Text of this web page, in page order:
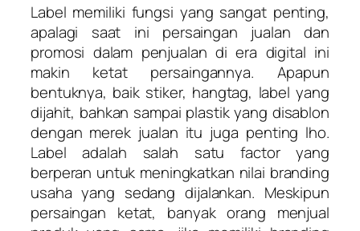
Label memiliki fungsi yang sangat penting,
apalagi saat ini persaingan jualan dan
promosi dalam penjualan di era digital ini
makin ketat persaingannya. Apapun
bentuknya, baik stiker, hangtag, label yang
dijahit, bahkan sampai plastik yang disablon
dengan merek jualan itu juga penting lho.
Label adalah salah satu factor yang
berperan untuk meningkatkan nilai branding
usaha yang sedang dijalankan. Meskipun
persaingan ketat, banyak orang menjual